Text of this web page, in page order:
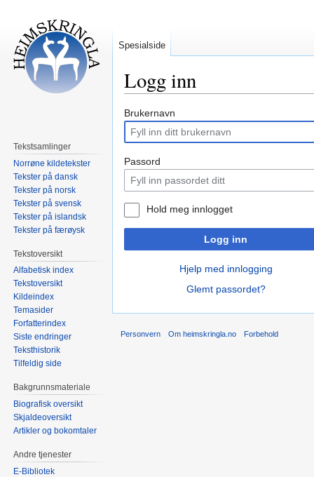
Logg inn
Hopp
navigering
Hopp
søk
Brukernavn
Passord
Hold meg innlogget
Logg inn
Hjelp med innlogging
Glemt passordet?
Spesialside
Tekstsamlinger
Norrøne kildetekster
Tekster på dansk
Tekster på norsk
Tekster på svensk
Tekster på islandsk
Tekster på færøysk
Tekstoversikt
Alfabetisk index
Tekstoversikt
Kildeindex
Temasider
Forfatterindex
Siste endringer
Teksthistorik
Tilfeldig side
Bakgrunnsmateriale
Biografisk oversikt
Skjaldeoversikt
Artikler og bokomtaler
Andre tjenester
E-Bibliotek
Personvern Om heimskringla.no Forbehold